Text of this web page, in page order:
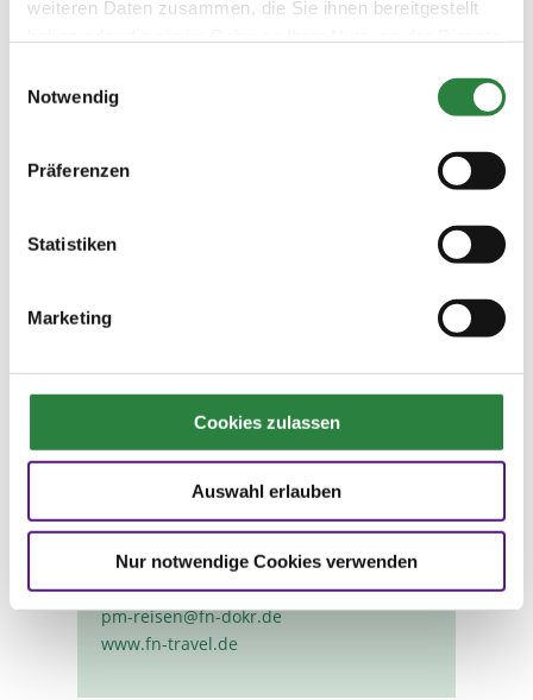
weiteren Daten zusammen, die Sie ihnen bereitgestellt
Notwendig
Präferenzen
Statistiken
Marketing
Cookies zulassen
Auswahl erlauben
Nur notwendige Cookies verwenden
Sonntag (gelten auch als Stehplatz Dressur),
Reisepreissicherungsschein.
kann online auf
Information und
Anmeldung:
Deutsche Reiterliche Vereinigung
48229 Warendorf
Telefon: 02581/6362-626
Fax: 02581/6362-100
pm-reisen@fn-dokr.de
www.fn-travel.de